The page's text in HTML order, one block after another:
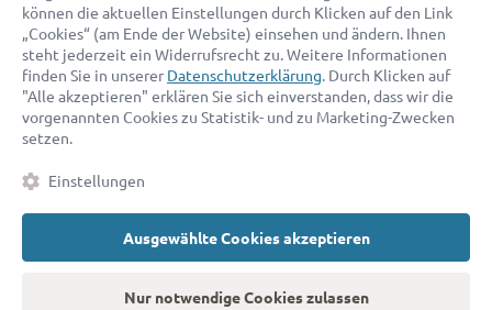
Auszeichnungen:
KontaktDatenschutzImpressumFaktenAGB
CookiesBarrierefreiheitserklärung
können die aktuellen Einstellungen durch Klicken auf den Link
„Cookies“ (am Ende der Website) einsehen und ändern. Ihnen
steht jederzeit ein Widerrufsrecht zu. Weitere Informationen
finden Sie in unserer Datenschutzerklärung. Durch Klicken auf
"Alle akzeptieren" erklären Sie sich einverstanden, dass wir die
vorgenannten Cookies zu Statistik- und zu Marketing-Zwecken
setzen.
Einstellungen
Ausgewählte Cookies akzeptieren
Nur notwendige Cookies zulassen